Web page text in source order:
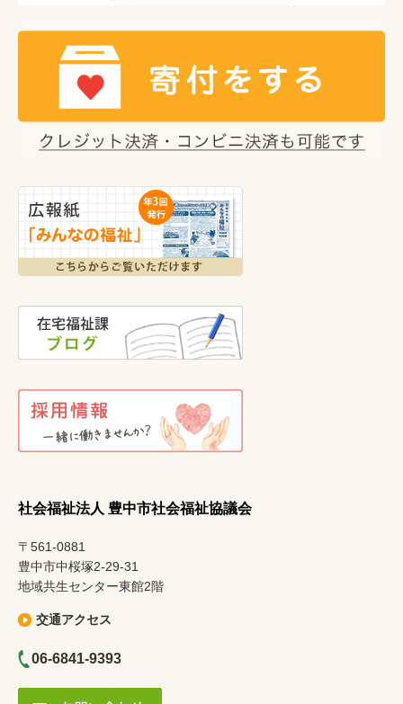
社会福祉法人 豊中市社会福祉協議会
〒561-0881
豊中市中桜塚2-29-31
地域共生センター東館2階
交通アクセス
06-6841-9393